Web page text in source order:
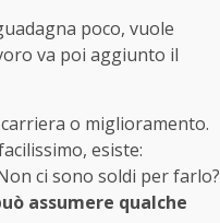
poco, vuole
va poi aggiunto il
o miglioramento.
esiste:
ci sono soldi per farlo?
assumere qualche